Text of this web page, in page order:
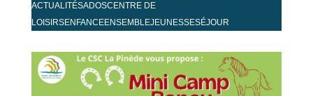
ACTUALITÉSADOSCENTRE DE
LOISIRSENFANCEENSEMBLEJEUNESSESÉJOUR